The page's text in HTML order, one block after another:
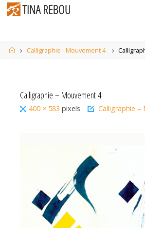
Skip
HomeCalligraphie - Mouvement 4
Calligraphie – Mouvement 4
Full400 × 583pixels Calligraphie –